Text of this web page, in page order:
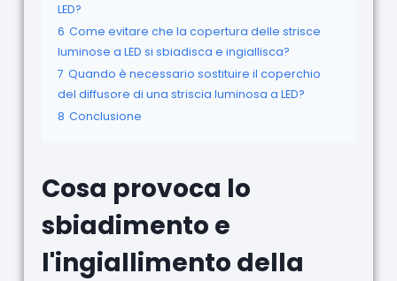
LED?
6 Come evitare che la copertura delle strisce
luminose a LED si sbiadisca e ingiallisca?
7 Quando è necessario sostituire il coperchio
del diffusore di una striscia luminosa a LED?
8 Conclusione
Cosa provoca lo
sbiadimento e
l'ingiallimento della